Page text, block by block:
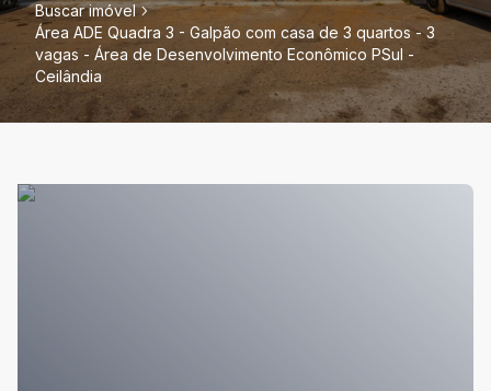
Buscar imóvel
Área ADE Quadra 3 - Galpão com casa de 3 quartos - 3
vagas - Área de Desenvolvimento Econômico PSul -
Ceilândia